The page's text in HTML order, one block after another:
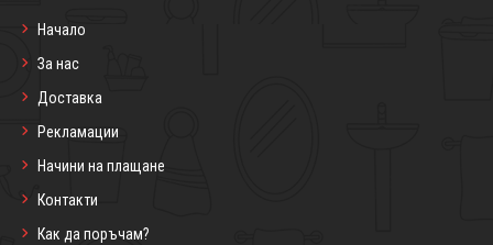
Начало
За нас
Доставка
Рекламации
Начини на плащане
Контакти
Как да поръчам?